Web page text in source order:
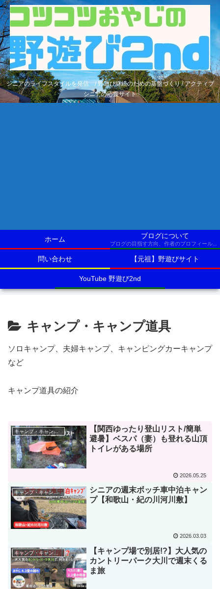
シニアのライフスタイルを発信 / 野遊び継続のための基盤づくり / アクティブ
シニアの応援サイト
ホーム ブログについて
ブログの目指す方向、作者のプロフィールなど
問い合わせ 【元祖】野遊びサイト
YouTube 野遊び2nd
キャンプ・キャンプ道具
ソロキャンプ、夫婦キャンプ、キャンピングカーキャンプ
など
キャンプ道具の紹介
キャンプ・キャンプ道具
【関西ゆったり登山リスト/簡単
避暑】ベスパ（妻）も登れる山頂
トイレがある場所
2026.05.25
キャンプ・キャンプ道具
シニアの週末ボッチ車中泊キャン
プ【和歌山・紀の川河川敷】
2026.03.03
キャンプ・キャンプ道具
【キャンプ場で別居!?】大人気の
カントリーパーク大川で週末くる
ま旅